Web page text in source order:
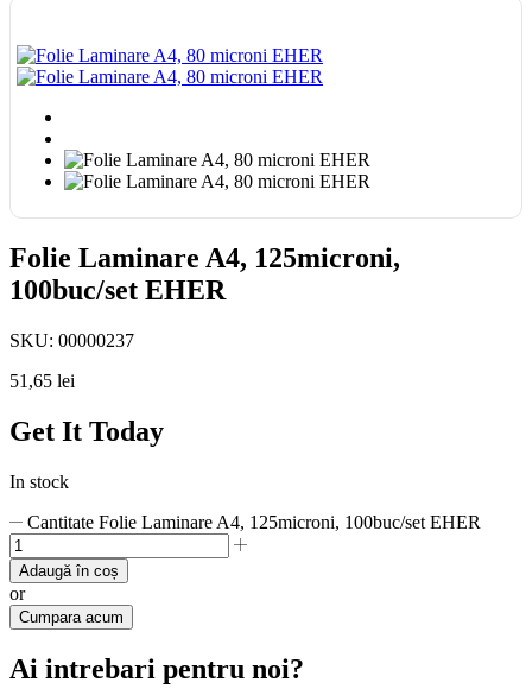
Folie Laminare A4, 125microni,
100buc/set EHER
SKU: 00000237
51,65 lei
Get It Today
In stock
Cantitate Folie Laminare A4, 125microni, 100buc/set EHER
Adaugă în coș
or
Cumpara acum
Ai intrebari pentru noi?